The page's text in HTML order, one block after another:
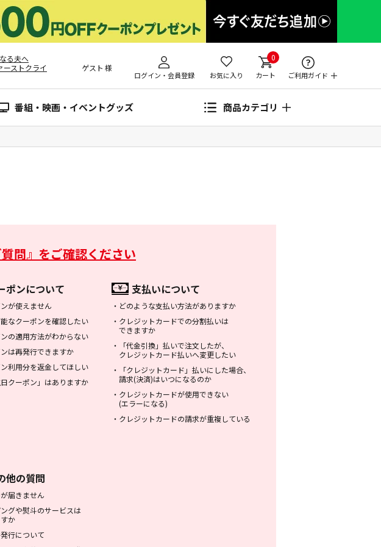
る夫へ
ーストクライ
ゲスト 様
ログイン・会員登録 お気に入り
0
カート ご利用ガイド
番組・映画・イベントグッズ 商品カテゴリ
質問』をご確認ください
ポンについて
が使えません
なクーポンを確認したい
の適用方法がわからない
は再発行できますか
利用分を返金してほしい
日クーポン」はありますか
支払いについて
・ どのような支払い方法がありますか
・ クレジットカードでの分割払いは
できますか
・
「代金引換」払いで注文したが、
クレジットカード払いへ変更したい
・
「クレジットカード」払いにした場合、
請求(決済)はいつになるのか
・ クレジットカードが使用できない
(エラーになる)
・ クレジットカードの請求が重複している
他の質問
届きません
グや熨斗のサービスは
か
行について